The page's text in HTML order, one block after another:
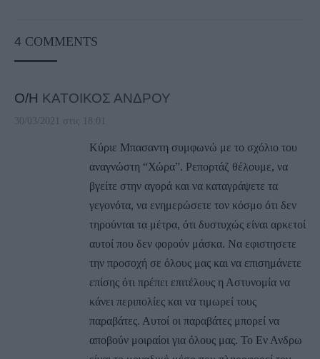
4 COMMENTS
Ο/Η ΚΑΤΟΙΚΟΣ ΑΝΔΡΟΥ
30/03/2021 στις 18:01
Κύριε Μπασαντη συμφωνώ με το σχόλιο του
αναγνώστη “Χώρα”. Ρεπορτάζ θέλουμε, να
βγείτε στην αγορά και να καταγράψετε τα
γεγονότα, να ενημερώσετε τον κόσμο ότι δεν
τηρούνται τα μέτρα, ότι δυστυχώς είναι αρκετοί
αυτοί που δεν φορούν μάσκα. Να εφιστησετε
την προσοχή σε όλους μας και να επισημάνετε
επίσης ότι πρέπει επιτέλους η Αστυνομία να
κάνει περιπολίες και να τιμωρεί τους
παραβάτες. Αυτοί οι παραβάτες μπορεί να
αποβούν μοιραίοι για όλους μας. Το Εν Ανδρω